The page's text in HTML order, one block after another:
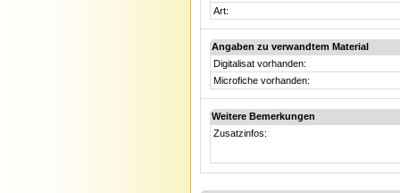
Art:
Angaben zu verwandtem Material
Digitalisat vorhanden:
Microfiche vorhanden:
Weitere Bemerkungen
Zusatzinfos: